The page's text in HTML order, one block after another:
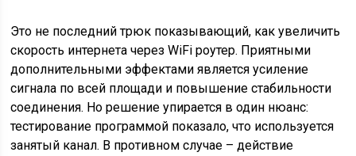
Это не последний трюк показывающий, как увеличить
скорость интернета через WiFi роутер. Приятными
дополнительными эффектами является усиление
сигнала по всей площади и повышение стабильности
соединения. Но решение упирается в один нюанс:
тестирование программой показало, что используется
занятый канал. В противном случае – действие